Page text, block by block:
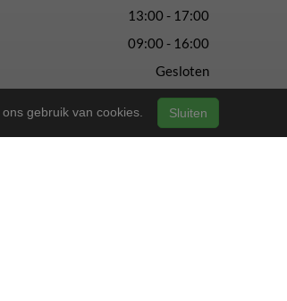
13:00 - 17:00
09:00 - 16:00
Gesloten
ons gebruik van cookies. Sluiten